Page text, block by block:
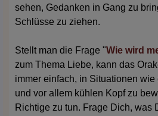
sehen, Gedanken in Gang zu
Schlüsse zu ziehen.
Stellt man die Frage "Wie wird
zum Thema Liebe, kann das
immer einfach, in Situationen
und vor allem kühlen Kopf zu
Richtige zu tun. Frage Dich, was